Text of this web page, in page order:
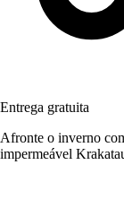
Entrega gratuita
Afronte o inverno
impermeável